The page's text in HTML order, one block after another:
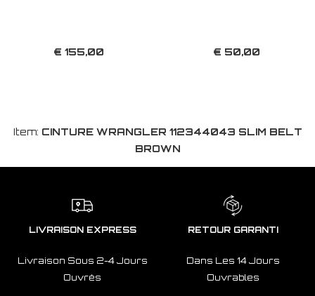
€ 155,00 € 50,00
Item: CINTURE WRANGLER 112344043 SLIM BELT
BROWN
LIVRAISON EXPRESS
Livraison Sous 2-4 Jours
Ouvrés
RETOUR GARANTI
Dans Les 14 Jours
Ouvrables